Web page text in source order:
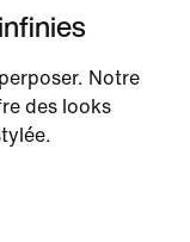
Notre
des looks